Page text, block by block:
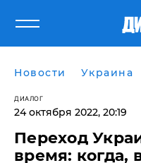
Новости Украина
ДИАЛОГ
24 октября 2022, 20:19
Переход
время: когда,